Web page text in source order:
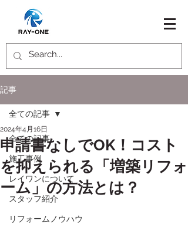
記事
全ての記事
施工事例
レイワンについて
スタッフ紹介
リフォームノウハウ
全ての記事
申請書なしでOK！コスト
を抑えられる「増築リフォ
ーム」の方法とは？
2024年4月16日